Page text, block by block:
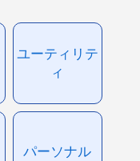
ユーティリテ
ィ
パーソナル